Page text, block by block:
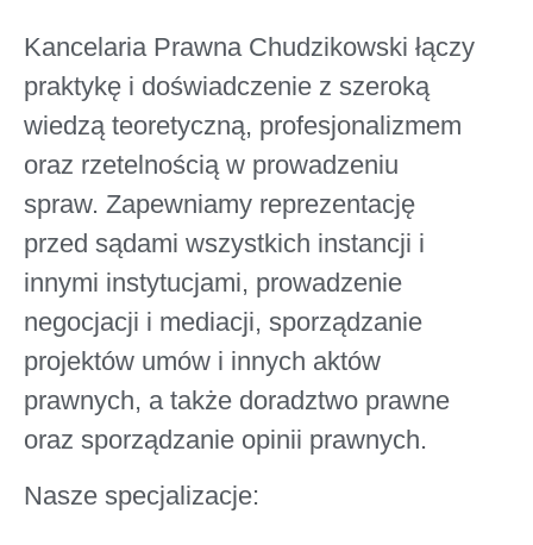
Kancelaria Prawna Chudzikowski łączy
praktykę i doświadczenie z szeroką
wiedzą teoretyczną, profesjonalizmem
oraz rzetelnością w prowadzeniu
spraw. Zapewniamy reprezentację
przed sądami wszystkich instancji i
innymi instytucjami, prowadzenie
negocjacji i mediacji, sporządzanie
projektów umów i innych aktów
prawnych, a także doradztwo prawne
oraz sporządzanie opinii prawnych.
Nasze specjalizacje: